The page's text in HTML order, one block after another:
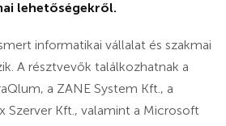
lehetőségekről.
informatikai vállalat és szakmai
A résztvevők találkozhatnak a
a ZANE System Kft., a
Szerver Kft., valamint a Microsoft